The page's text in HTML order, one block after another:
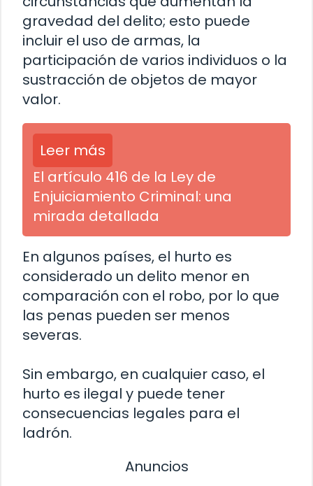
gravedad del delito; esto puede
incluir el uso de armas, la
participación de varios individuos o la
sustracción de objetos de mayor
valor.
Leer más
El artículo 416 de la Ley de
Enjuiciamiento Criminal: una
mirada detallada
En algunos países, el hurto es
considerado un delito menor en
comparación con el robo, por lo que
las penas pueden ser menos
severas.
Sin embargo, en cualquier caso, el
hurto es ilegal y puede tener
consecuencias legales para el
ladrón.
Anuncios